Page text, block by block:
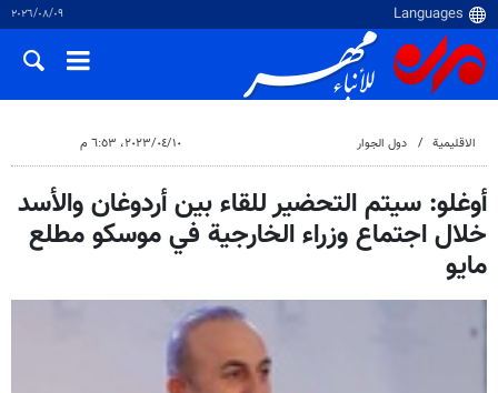
٠٩‏/٠٨‏/٢٠٢٦
الاقلیمیة دول الجوار ١٠‏/٠٤‏/٢٠٢٣، ٦:٥٣ م
أوغلو: سيتم التحضير للقاء بين أردوغان والأسد
خلال اجتماع وزراء الخارجية في موسكو مطلع
مايو